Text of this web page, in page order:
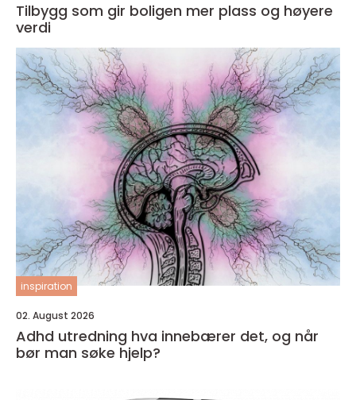
Tilbygg som gir boligen mer plass og høyere
verdi
inspiration
02. August 2026
Adhd utredning hva innebærer det, og når
bør man søke hjelp?